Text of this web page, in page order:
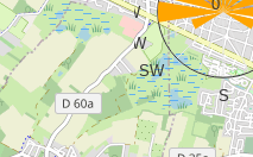
S
SW
WSW
W 0